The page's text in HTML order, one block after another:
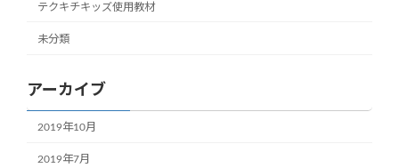
テクキチキッズ使用教材
未分類
アーカイブ
2019年10月
2019年7月